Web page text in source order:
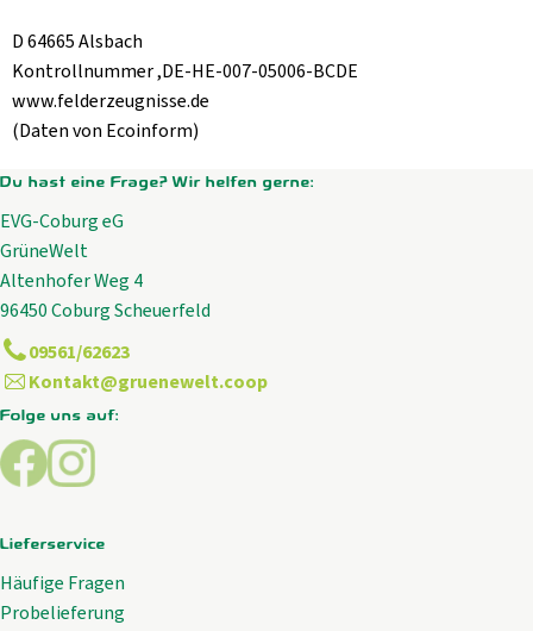
D 64665 Alsbach
Kontrollnummer ,DE-HE-007-05006-BCDE
www.felderzeugnisse.de
(Daten von Ecoinform)
Du hast eine Frage? Wir helfen gerne:
EVG-Coburg eG
GrüneWelt
Altenhofer Weg 4
96450 Coburg Scheuerfeld
09561/62623
Kontakt@gruenewelt.coop
Folge uns auf:
Externer Link zu https://www.facebook.com/
Externer Link zu https://www.instagram.com/
Lieferservice
Häufige Fragen
Probelieferung